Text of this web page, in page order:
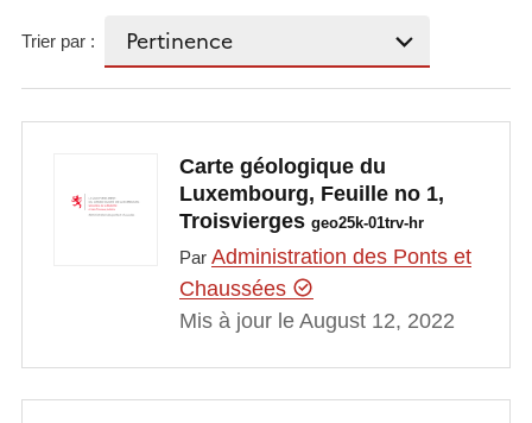
Trier par :
Carte géologique du
Luxembourg, Feuille no 1,
Troisvierges geo25k-01trv-hr
Par Administration des Ponts et
Chaussées
Mis à jour le August 12, 2022